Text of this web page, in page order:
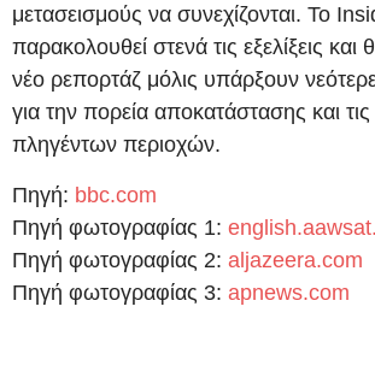
μετασεισμούς να συνεχίζονται. Το
παρακολουθεί στενά τις εξελίξεις και
νέο ρεπορτάζ μόλις υπάρξουν
για την πορεία αποκατάστασης και
πληγέντων περιοχών.
Πηγή: bbc.com
Πηγή φωτογραφίας 1:
Πηγή φωτογραφίας 2: aljazeera.com
Πηγή φωτογραφίας 3: apnews.com